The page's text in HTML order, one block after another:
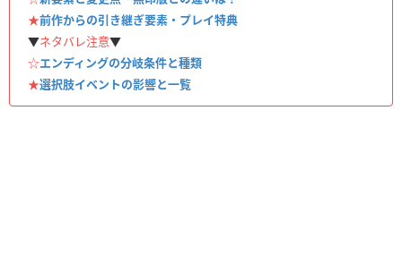
★前作からの引き継ぎ要素・プレイ特典
▼ネタバレ注意▼
☆エンディングの分岐条件と種類
★選択肢イベントの影響と一覧